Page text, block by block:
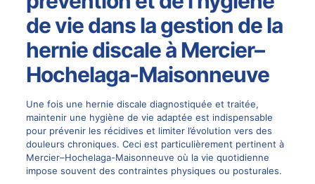
de vie dans la gestion de la
hernie discale à Mercier–
Hochelaga-Maisonneuve
Une fois une hernie discale diagnostiquée et traitée,
maintenir une hygiène de vie adaptée est indispensable
pour prévenir les récidives et limiter l’évolution vers des
douleurs chroniques. Ceci est particulièrement pertinent à
Mercier–Hochelaga-Maisonneuve où la vie quotidienne
impose souvent des contraintes physiques ou posturales.